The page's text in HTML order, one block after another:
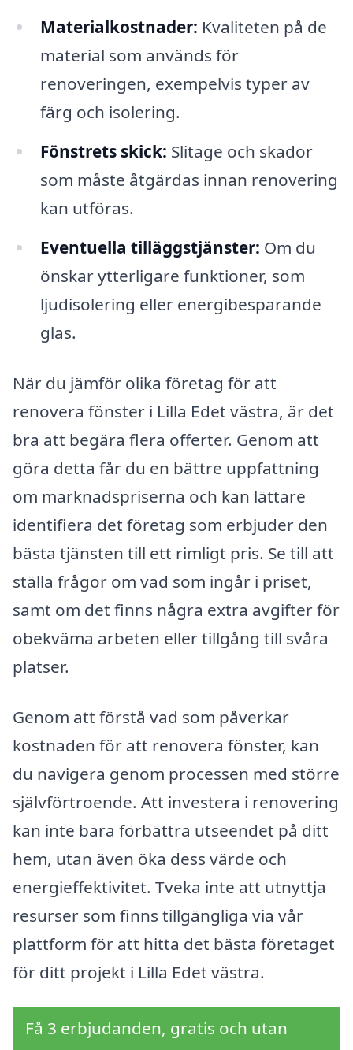
Materialkostnader: Kvaliteten på de
material som används för
renoveringen, exempelvis typer av
färg och isolering.
Fönstrets skick: Slitage och skador
som måste åtgärdas innan renovering
kan utföras.
Eventuella tilläggstjänster: Om du
önskar ytterligare funktioner, som
ljudisolering eller energibesparande
glas.
När du jämför olika företag för att
renovera fönster i Lilla Edet västra, är det
bra att begära flera offerter. Genom att
göra detta får du en bättre uppfattning
om marknadspriserna och kan lättare
identifiera det företag som erbjuder den
bästa tjänsten till ett rimligt pris. Se till att
ställa frågor om vad som ingår i priset,
samt om det finns några extra avgifter för
obekväma arbeten eller tillgång till svåra
platser.
Genom att förstå vad som påverkar
kostnaden för att renovera fönster, kan
du navigera genom processen med större
självförtroende. Att investera i renovering
kan inte bara förbättra utseendet på ditt
hem, utan även öka dess värde och
energieffektivitet. Tveka inte att utnyttja
resurser som finns tillgängliga via vår
plattform för att hitta det bästa företaget
för ditt projekt i Lilla Edet västra.
Få 3 erbjudanden, gratis och utan